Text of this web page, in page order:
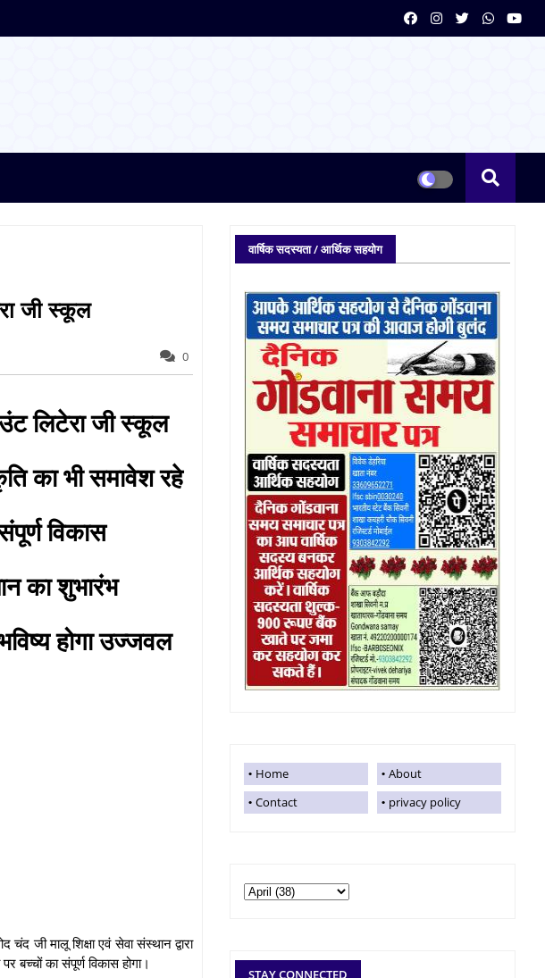
जी स्कूल
0
लिटेरा जी स्कूल
का भी समावेश रहे
विकास
का शुभारंभ
होगा उज्जवल
जी मालू शिक्षा एवं सेवा संस्थान द्वारा
का संपूर्ण विकास होगा।
वार्षिक सदस्यता / आर्थिक सहयोग
Home
About
Contact
privacy policy
STAY CONNECTED